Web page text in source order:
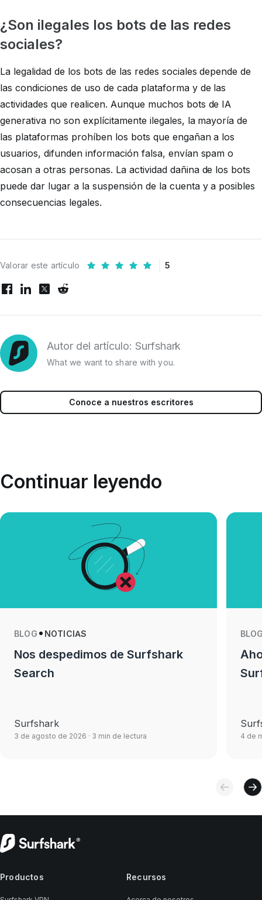
¿Son ilegales los bots de las redes
sociales?
La legalidad de los bots de las redes sociales depende de
las condiciones de uso de cada plataforma y de las
actividades que realicen. Aunque muchos bots de IA
generativa no son explícitamente ilegales, la mayoría de
las plataformas prohíben los bots que engañan a los
usuarios, difunden información falsa, envían spam o
acosan a otras personas. La actividad dañina de los bots
puede dar lugar a la suspensión de la cuenta y a posibles
consecuencias legales.
Valorar este artículo 5
Autor del artículo: Surfshark
What we want to share with you.
Conoce a nuestros escritores
Continuar leyendo
BLOG NOTICIAS
Nos despedimos de Surfshark
Search
Surfshark
3 de agosto de 2026 · 3 min de lectura 4 de
Productos Recursos